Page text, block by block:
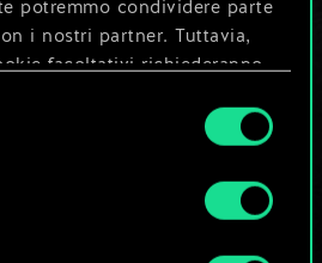
potremmo condividere parte
i nostri partner. Tuttavia,
facoltativi richiederanno
utilizziamo i cookie e su
"Impostazioni" qui sotto.
mazzo
della community